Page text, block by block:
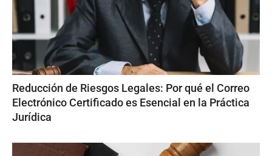
Reducción de Riesgos Legales: Por qué el Correo
Electrónico Certificado es Esencial en la Práctica
Jurídica